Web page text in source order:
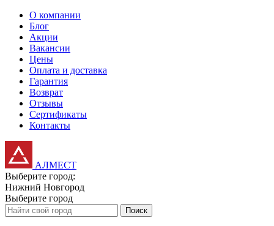
О компании
Блог
Акции
Вакансии
Цены
Оплата и доставка
Гарантия
Возврат
Отзывы
Сертификаты
Контакты
АЛМЕСТ
Выберите город:
Нижний Новгород
Выберите город
Поиск